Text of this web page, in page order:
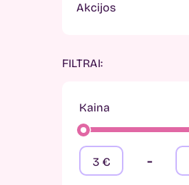
akcijos
FILTRAI:
Kaina
3€ -